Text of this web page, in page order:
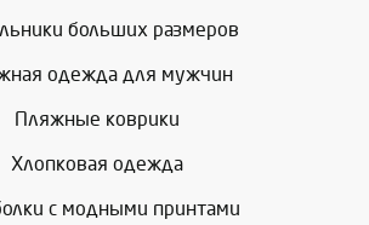
больших размеров
одежда для мужчин
Пляжные коврики
Хлопковая одежда
с модными принтами